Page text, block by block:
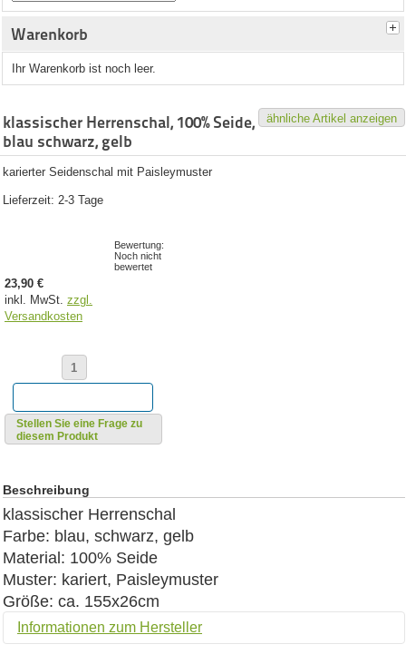
Warenkorb
Ihr Warenkorb ist noch leer.
ähnliche Artikel anzeigen
klassischer Herrenschal, 100% Seide,
blau schwarz, gelb
karierter Seidenschal mit Paisleymuster
Lieferzeit: 2-3 Tage
Bewertung:
Noch nicht
bewertet
23,90 €
inkl. MwSt. zzgl.
Versandkosten
Stellen Sie eine Frage zu
diesem Produkt
Beschreibung
klassischer Herrenschal
Farbe: blau, schwarz, gelb
Material: 100% Seide
Muster: kariert, Paisleymuster
Größe: ca. 155x26cm
Informationen zum Hersteller